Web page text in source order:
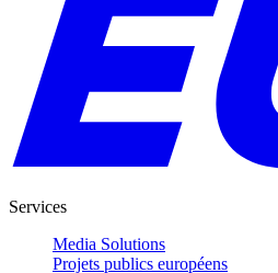
Services
Media Solutions
Projets publics européens